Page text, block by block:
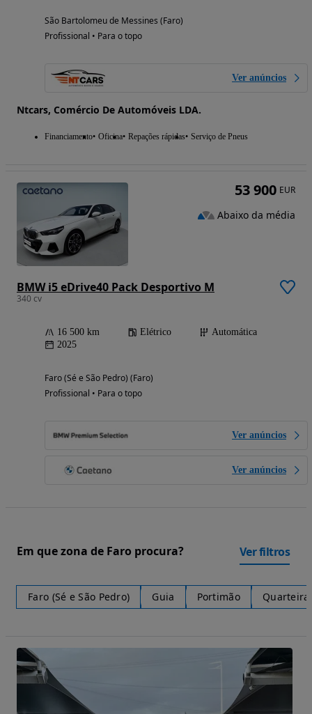
São Bartolomeu de Messines (Faro)
Profissional • Para o topo
Ver anúncios
Ntcars, Comércio De Automóveis LDA.
Financiamento Oficina Repações rápidas Serviço de Pneus
BMW i5 eDrive40 Pack Desportivo M
340 cv
16 500 km Elétrico
Automática
2025
Faro (Sé e São Pedro) (Faro)
Profissional • Para o topo
Ver anúncios
Ver anúncios
53 900 EUR
Abaixo da média
Em que zona de Faro procura? Ver filtros
Faro (Sé e São Pedro) Guia Portimão Quarteira